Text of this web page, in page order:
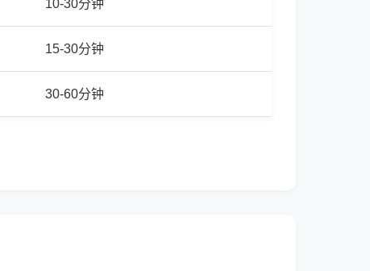
10-30分钟
15-30分钟
30-60分钟